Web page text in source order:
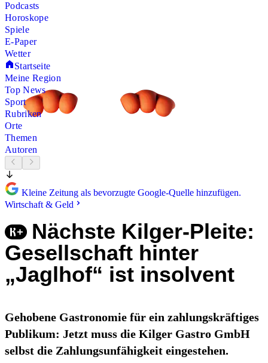
Podcasts
Horoskope
Spiele
E-Paper
Wetter
Startseite
Meine Region
Top News
Sport
Rubriken
Orte
Themen
Autoren
Kleine Zeitung als bevorzugte Google-Quelle hinzufügen.
Wirtschaft & Geld
Nächste Kilger-Pleite:
Gesellschaft hinter
„Jaglhof“ ist insolvent
Gehobene Gastronomie für ein zahlungskräftiges
Publikum: Jetzt muss die Kilger Gastro GmbH
selbst die Zahlungsunfähigkeit eingestehen.